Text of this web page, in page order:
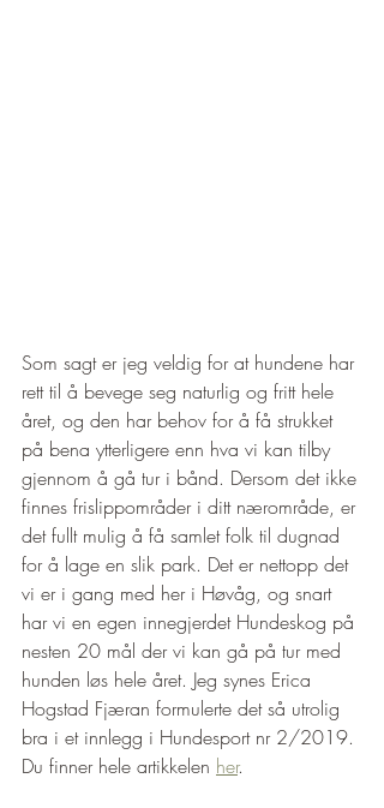
Som sagt er jeg veldig for at hundene har
rett til å bevege seg naturlig og fritt hele
året, og den har behov for å få strukket
på bena ytterligere enn hva vi kan tilby
gjennom å gå tur i bånd. Dersom det ikke
finnes frislippområder i ditt nærområde, er
det fullt mulig å få samlet folk til dugnad
for å lage en slik park. Det er nettopp det
vi er i gang med her i Høvåg, og snart
har vi en egen innegjerdet Hundeskog på
nesten 20 mål der vi kan gå på tur med
hunden løs hele året. Jeg synes Erica
Hogstad Fjæran formulerte det så utrolig
bra i et innlegg i Hundesport nr 2/2019.
Du finner hele artikkelen her.